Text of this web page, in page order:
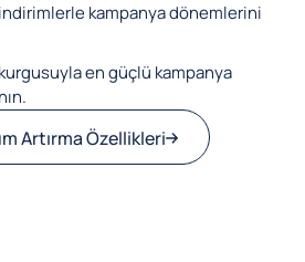
kampanya dönemlerini
en güçlü kampanya
Artırma Özellikleri